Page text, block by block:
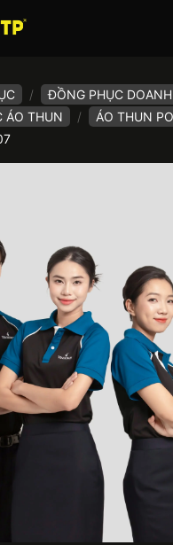
/ ĐỒNG PHỤC
ÁO THUN
/ ÁO THUN